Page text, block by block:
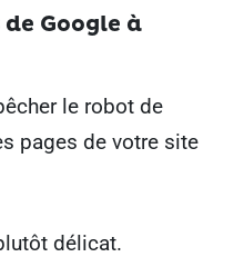
Google à
le robot de
pages de votre site
délicat.